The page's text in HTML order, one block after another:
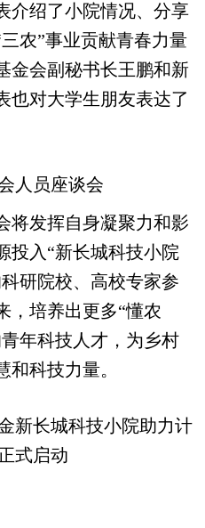
介绍了小院情况、分享
农”事业贡献青春力量
金会副秘书长王鹏和新
也对大学生朋友表达了
员座谈会
发挥自身凝聚力和影
投入“新长城科技小院
研院校、高校专家参
，培养出更多“懂农
年科技人才，为乡村
科技力量。
长城科技小院助力计
式启动